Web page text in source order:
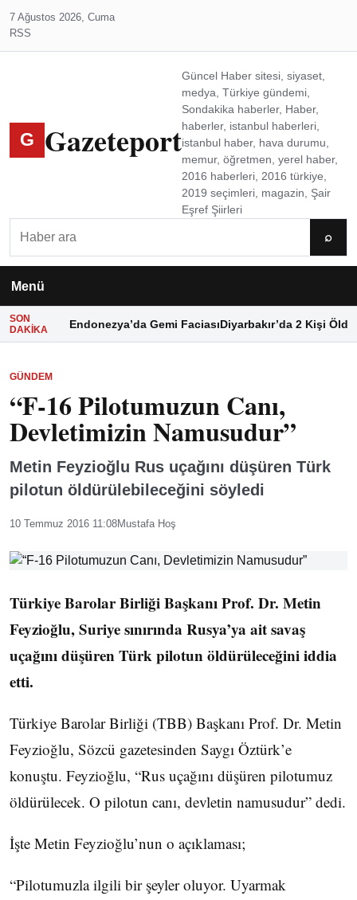
7 Ağustos 2026, Cuma
RSS
G Gazeteport
Güncel Haber sitesi, siyaset,
medya, Türkiye gündemi,
Sondakika haberler, Haber,
haberler, istanbul haberleri,
istanbul haber, hava durumu,
memur, öğretmen, yerel haber,
2016 haberleri, 2016 türkiye,
2019 seçimleri, magazin, Şair
Eşref Şiirleri
⌕
Menü
SON
DAKIKA
Endonezya’da Gemi FaciasıDiyarbakır’da 2 Kişi Öldü
GÜNDEM
“F-16 Pilotumuzun Canı,
Devletimizin Namusudur”
Metin Feyzioğlu Rus uçağını düşüren Türk
pilotun öldürülebileceğini söyledi
10 Temmuz 2016 11:08Mustafa Hoş
Türkiye Barolar Birliği Başkanı Prof. Dr. Metin
Feyzioğlu, Suriye sınırında Rusya’ya ait savaş
uçağını düşüren Türk pilotun öldürüleceğini iddia
etti.
Türkiye Barolar Birliği (TBB) Başkanı Prof. Dr. Metin
Feyzioğlu, Sözcü gazetesinden Saygı Öztürk’e
konuştu. Feyzioğlu, “Rus uçağını düşüren pilotumuz
öldürülecek. O pilotun canı, devletin namusudur” dedi.
İşte Metin Feyzioğlu’nun o açıklaması;
“Pilotumuzla ilgili bir şeyler oluyor. Uyarmak